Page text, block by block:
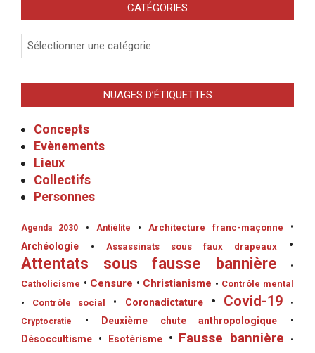
CATÉGORIES
Catégories
NUAGES D’ÉTIQUETTES
Concepts
Evènements
Lieux
Collectifs
Personnes
Agenda 2030 • Antiélite • Architecture franc-maçonne
•
Archéologie
• Assassinats sous faux drapeaux
•
Attentats sous fausse bannière
•
Catholicisme • Censure • Christianisme • Contrôle mental
•
Contrôle social • Coronadictature • Covid-19
•
Cryptocratie
• Deuxième chute anthropologique
•
Désoccultisme
• Esotérisme • Fausse bannière
•